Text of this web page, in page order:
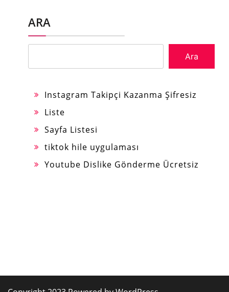
ARA
Ara
Instagram Takipçi Kazanma Şifresiz
Liste
Sayfa Listesi
tiktok hile uygulaması
Youtube Dislike Gönderme Ücretsiz